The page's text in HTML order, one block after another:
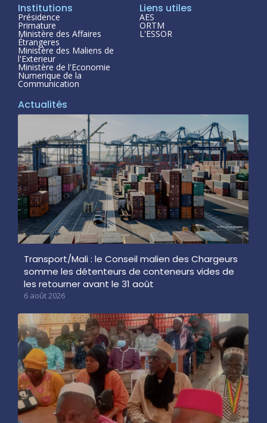
Institutions
Présidence
Primature
Ministère des Affaires
Étrangeres
Ministère des Maliens de
l'Exterieur
Ministère de l'Economie
Numerique de la
Communication
Liens utiles
AES
ORTM
L'ESSOR
Actualités
Transport/Mali : le Conseil malien des Chargeurs
somme les détenteurs de conteneurs vides de
les retourner avant le 31 août
6 août 2026